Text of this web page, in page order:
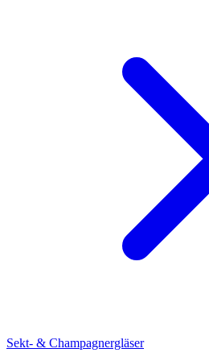
Sekt- & Champagnergläser